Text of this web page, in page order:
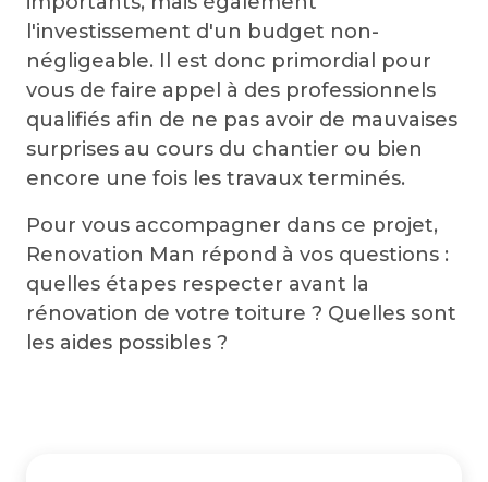
l'investissement d'un budget non-
négligeable. Il est donc primordial pour
vous de faire appel à des professionnels
qualifiés afin de ne pas avoir de mauvaises
surprises au cours du chantier ou bien
encore une fois les travaux terminés.
Pour vous accompagner dans ce projet,
Renovation Man répond à vos questions :
quelles étapes respecter avant la
rénovation de votre toiture ? Quelles sont
les aides possibles ?